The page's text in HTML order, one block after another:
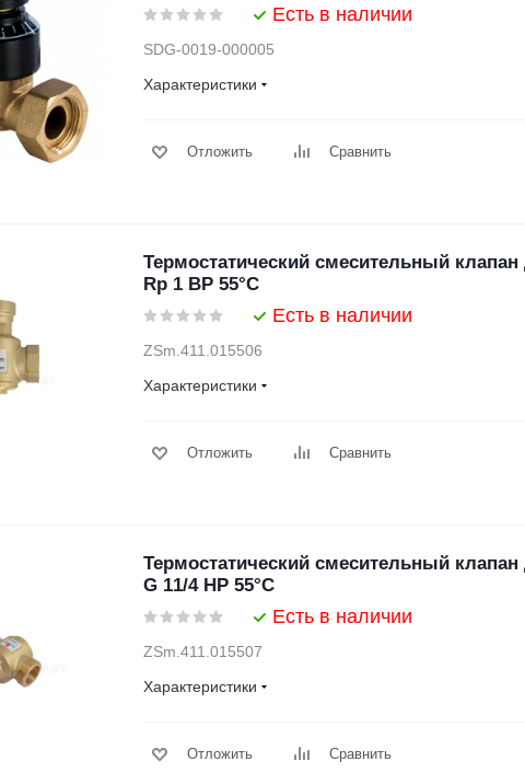
Есть в наличии
SDG-0019-000005
Характеристики
Отложить Сравнить
Термостатический смесительный
Rp 1 ВР 55°С
Есть в наличии
ZSm.411.015506
Характеристики
Отложить Сравнить
Термостатический смесительный
G 11/4 НР 55°С
Есть в наличии
ZSm.411.015507
Характеристики
Отложить Сравнить